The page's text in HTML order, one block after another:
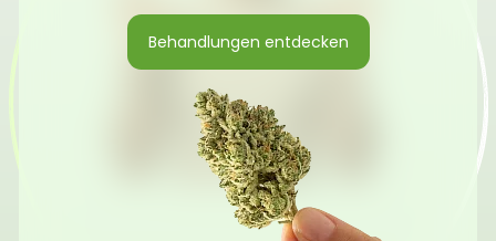
Behandlungen entdecken